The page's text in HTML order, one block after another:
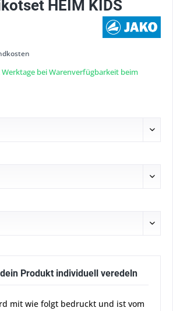
HEIM KIDS
Werktage bei Warenverfügbarkeit beim
Produkt individuell veredeln
mit wie folgt bedruckt und ist vom